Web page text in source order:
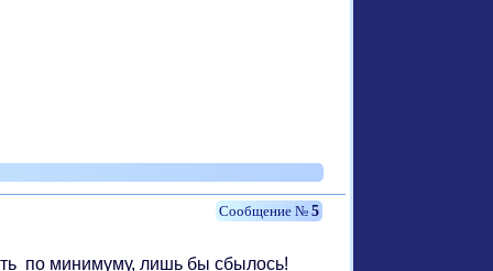
5
по минимуму, лишь бы сбылось!